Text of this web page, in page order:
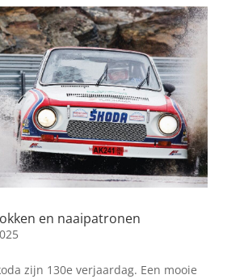
en naaipatronen
zijn 130e verjaardag. Een mooie